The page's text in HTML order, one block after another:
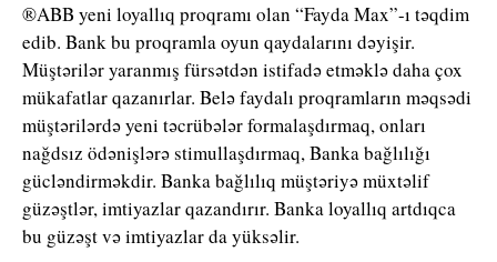
®ABB yeni loyallıq proqramı olan “Fayda Max”-ı təqdim
edib. Bank bu proqramla oyun qaydalarını dəyişir.
Müştərilər yaranmış fürsətdən istifadə etməklə daha çox
mükafatlar qazanırlar. Belə faydalı proqramların məqsədi
müştərilərdə yeni təcrübələr formalaşdırmaq, onları
nağdsız ödənişlərə stimullaşdırmaq, Banka bağlılığı
gücləndirməkdir. Banka bağlılıq müştəriyə müxtəlif
güzəştlər, imtiyazlar qazandırır. Banka loyallıq artdıqca
bu güzəşt və imtiyazlar da yüksəlir.